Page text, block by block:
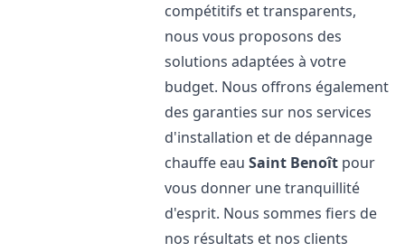
compétitifs et transparents,
nous vous proposons des
solutions adaptées à votre
budget. Nous offrons également
des garanties sur nos services
d'installation et de dépannage
chauffe eauSaint Benoît pour
vous donner une tranquillité
d'esprit. Nous sommes fiers de
nos résultats et nos clients